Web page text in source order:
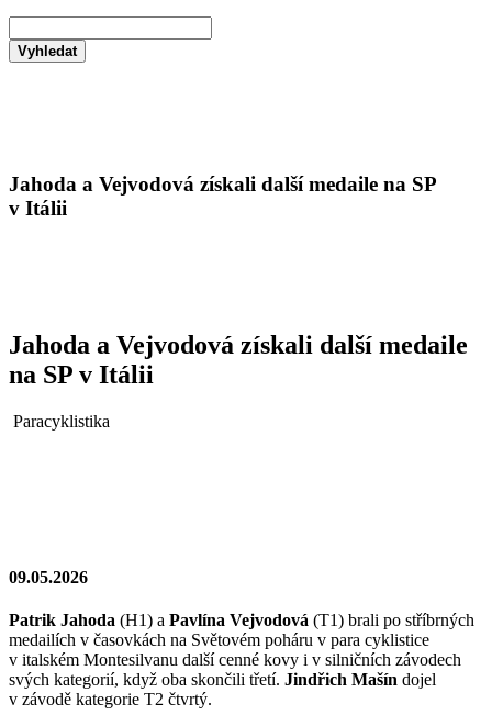
Vyhledat
Jahoda a Vejvodová získali další medaile na SP
v Itálii
Jahoda a Vejvodová získali další medaile
na SP v Itálii
Paracyklistika
09.05.2026
Patrik Jahoda (H1) a Pavlína Vejvodová (T1) brali po stříbrných
medailích v časovkách na Světovém poháru v para cyklistice
v italském Montesilvanu další cenné kovy i v silničních závodech
svých kategorií, když oba skončili třetí. Jindřich Mašín dojel
v závodě kategorie T2 čtvrtý.